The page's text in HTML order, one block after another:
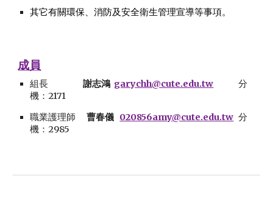
其它有關環保、消防及安全衛生管理宣導等事項。
成員
組長謝志鴻 garychh@cute.edu.tw
分
機： 2171
職業護理師
曹春儀 020856amy@cute.edu.tw 分
機：2985